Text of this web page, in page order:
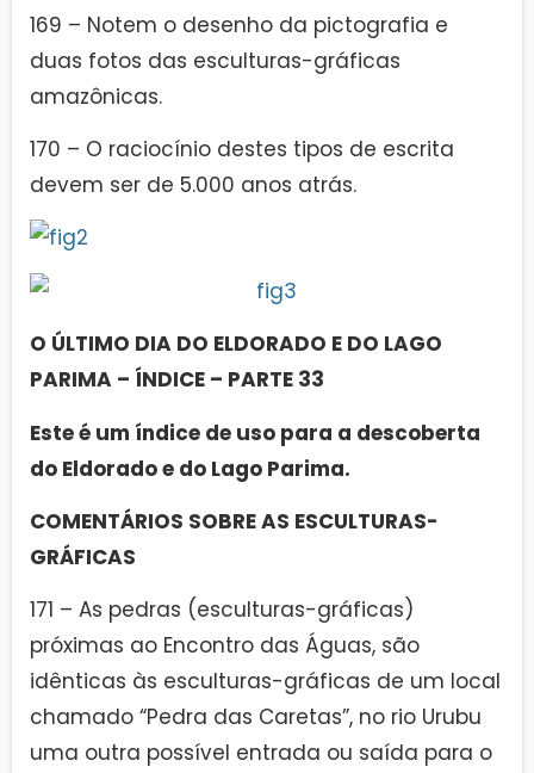
169 – Notem o desenho da pictografia e
duas fotos das esculturas-gráficas
amazônicas.
170 – O raciocínio destes tipos de escrita
devem ser de 5.000 anos atrás.
O ÚLTIMO DIA DO ELDORADO E DO LAGO
PARIMA – ÍNDICE – PARTE 33
Este é um índice de uso para a descoberta
do Eldorado e do Lago Parima.
COMENTÁRIOS SOBRE AS ESCULTURAS-
GRÁFICAS
171 – As pedras (esculturas-gráficas)
próximas ao Encontro das Águas, são
idênticas às esculturas-gráficas de um local
chamado “Pedra das Caretas”, no rio Urubu
uma outra possível entrada ou saída para o